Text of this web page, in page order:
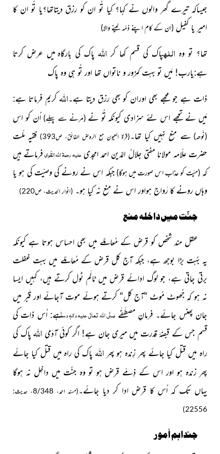
جیساکہ تیرے گھر والوں نے کہا؟ کیا تُو ان کو رزق دیتاتھا؟یا تُو ان کا
امیر یا کفیل (ان کے کام اپنے ذمّہ لینے والا)
تھا؟ تو وہ اللہپاک کی قسم کھا کر اللہپاک کی بارگاہ میں عرض کرتا
ہے:یارب! مَیں تو بہت کمزور و ناتواں تھا اور تُو ہی وہ پاک
ذات ہے جو مجھے بھی اوران کو بھی رزق دیتا ہے۔اللہ کریم فرماتا ہے:
مَیں نے تجھے اس لئے سزادی کیونکہ تُو نے (مرنے سے پہلے) اُن کو اس
(نَوحہ) سے منع نہیں کیا تھا۔(قرۃ العیون مع الروض الفائق، ص393)
فقیہِ ملّت
حضرت علّامہ مولانا مفتی جلالُ الدّین احمد امجدیعلیہ رحمۃ اللہ القَویفرماتے ہیں
کہ (میّت کو عذاب اس صورت میں ہوگا) جبکہ اس نے رونے کی وصیّت کی ہو یا
وہاں رونے کا رَواج ہواور اس نے منع نہ کیا ہو۔ (انوار الحدیث، ص220
)
جنّت میں داخلہ منع
عقل مند شخص کو قرض کے مُعامَلے میں بھی احساس ہوتا ہے کیونکہ
یہ بَہُت بڑا بوجھ ہے، جبکہ آج کل قرض کے مُعامَلے میں بہت غفلت
برتی جاتی ہے، جو لوگ ادائے قرض میں ٹالَم ٹول کرتے ہیں، کہیں ایسا
نہ ہو کہ جُھوٹ مُوٹ ”آج کل“ کرتے ہوئے موت آجائے اور قَبْر میں
جان پھنس جائے۔ فرمانِ مصطَفٰےصلَّی اللہ تعالٰی علیہ واٰلہٖ وسلَّمہے: اُس ذات کی
قسم جس کے قبضۂ قدرت میں میری جان ہے! اگر کوئی آدَمی اللہپاک کی
راہ میں قتل کیا جائے پھر زِندہ ہو پھر اللہ پاک کی راہ میں قتل کیا جائے
پھر زندہ ہو اور اس کے ذِمّے قرض ہو تو وہ جنَّت میں داخِل نہ ہوگا
یہاں تک کہ اُس کا قرض ادا کر دیا جائے۔(مسند احمد، 8/348، حدیث:
22556
)
چنداہم اُمور